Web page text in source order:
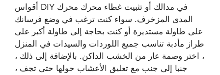
أقواس DIY في مدالك أو تثبيت غطاء محرك محرك
المدى المزخرف. سواء كنت ترغب في وضع فرسانك
على طاولة مستديرة أو كنت بحاجة إلى طاولة أكبر على
طراز مأدبة تناسب جميع اللوردات والسيدات في المنزل
، اختر وصمة عار من الخشب الداكن. بالإضافة إلى ذلك ،
جنبا إلى جنب مع تعليق الأعشاب حولها حتى تجف ،